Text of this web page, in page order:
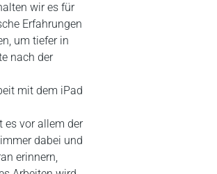
wir es für
Erfahrungen
um tiefer in
nach der
mit dem iPad
es vor allem der
dabei und
erinnern,